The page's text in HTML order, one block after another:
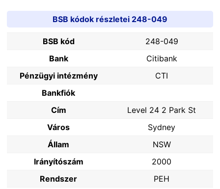
BSB kódok részletei 248-049
BSB kód
248-049
Bank
Citibank
Pénzügyi intézmény
CTI
Bankfiók
Cím
Level 24 2 Park St
Város
Sydney
Állam
NSW
Irányítószám
2000
Rendszer
PEH